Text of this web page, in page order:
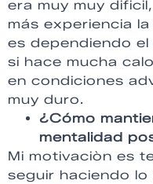
era muy muy
más experiencia
es dependiendo el
si hace mucha
en condiciones
muy duro.
¿Cómo
mentalidad
Mi motivaciòn es
seguir haciendo